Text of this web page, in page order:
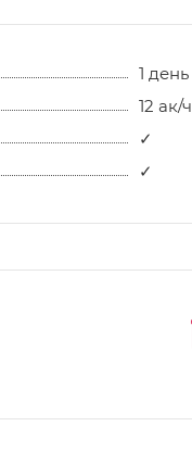
1 день
12 ак/ч
✓
✓